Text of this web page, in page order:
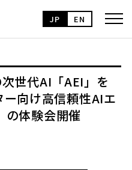
JP EN
世代AI「AEI」を
向け⾼信頼性AIエ
体験会開催